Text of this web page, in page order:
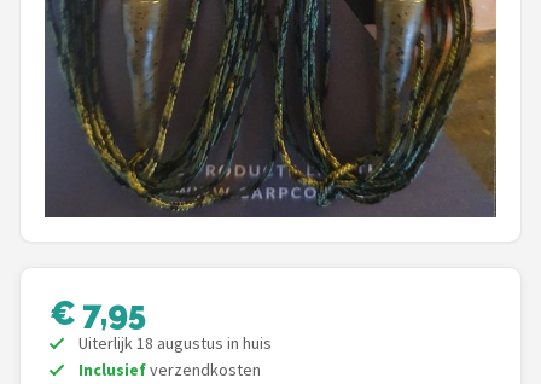
Korda
Salmo
Rapala
PB Products
Rozemeijer
€ 7,95
Uiterlijk 18 augustus in huis
Inclusiefverzendkosten